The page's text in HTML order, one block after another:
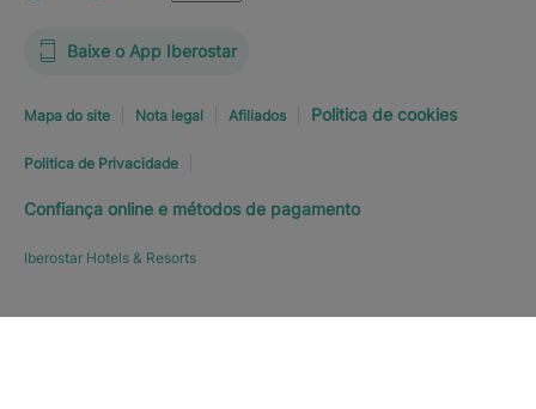
Baixe o App Iberostar
Mapa do site Nota legal Afiliados Politica de cookies
Politica de Privacidade
Confiança online e métodos de pagamento
Iberostar Hotels & Resorts